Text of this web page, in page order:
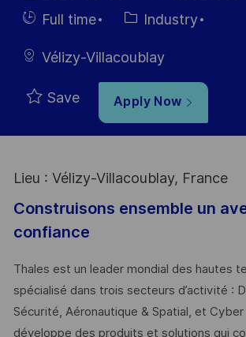
Date
Id
HiringFull time Category
Industry
Vélizy-Villacoublay
Save Apply Now
Lieu : Vélizy-Villacoublay, France
Construisons ensemble un
confiance
Thales est un leader mondial des hautes
spécialisé dans trois secteurs d’activité :
Sécurité, Aéronautique & Spatial, et Cyber
développe des produits et solutions qui